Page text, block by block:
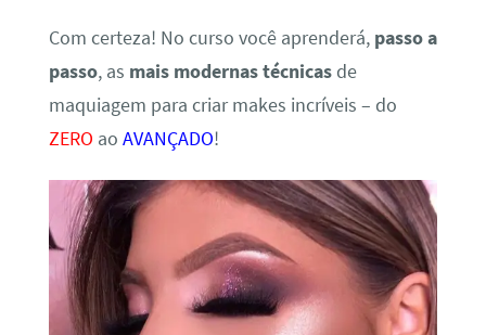
Com certeza! No curso você aprenderá, passo a
passo, as mais modernas técnicasde
maquiagem para criar makes incríveis – do
ZERO ao AVANÇADO!